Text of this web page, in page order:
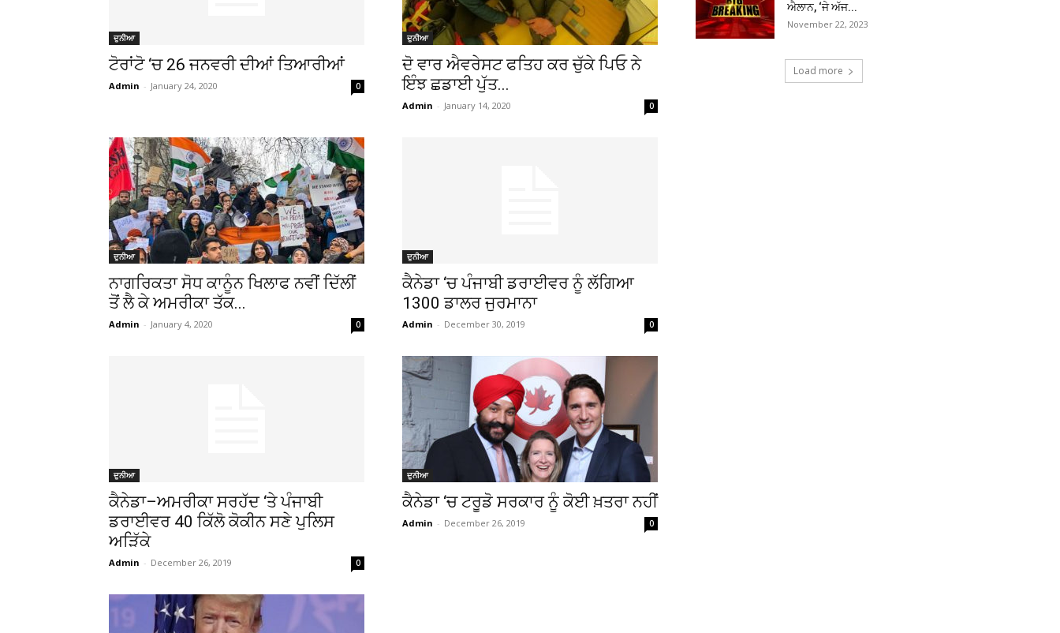
ਦੁਨੀਆ
ਟੋਰਾਂਟੋ ‘ਚ 26 ਜਨਵਰੀ ਦੀਆਂ ਤਿਆਰੀਆਂ
Admin - January 24, 2020 0
ਦੁਨੀਆ
ਦੋ ਵਾਰ ਐਵਰੇਸਟ ਫਤਿਹ ਕਰ ਚੁੱਕੇ ਪਿਓ ਨੇ
ਇੰਝ ਛਡਾਈ ਪੁੱਤ...
Admin - January 14, 2020 0
ਦੁਨੀਆ
ਨਾਗਰਿਕਤਾ ਸੋਧ ਕਾਨੂੰਨ ਖਿਲਾਫ ਨਵੀਂ ਦਿੱਲੀਂ
ਤੋਂ ਲੈ ਕੇ ਅਮਰੀਕਾ ਤੱਕ...
Admin - January 4, 2020 0
ਦੁਨੀਆ
ਕੈਨੇਡਾ ‘ਚ ਪੰਜਾਬੀ ਡਰਾਈਵਰ ਨੂੰ ਲੱਗਿਆ
1300 ਡਾਲਰ ਜੁਰਮਾਨਾ
Admin - December 30, 2019 0
ਦੁਨੀਆ
ਕੈਨੇਡਾ–ਅਮਰੀਕਾ ਸਰਹੱਦ ‘ਤੇ ਪੰਜਾਬੀ
ਡਰਾਈਵਰ 40 ਕਿੱਲੋ ਕੋਕੀਨ ਸਣੇ ਪੁਲਿਸ
ਅੜਿੱਕੇ
Admin - December 26, 2019 0
ਦੁਨੀਆ
ਕੈਨੇਡਾ ‘ਚ ਟਰੂਡੋ ਸਰਕਾਰ ਨੂੰ ਕੋਈ ਖ਼ਤਰਾ ਨਹੀਂ
Admin - December 26, 2019 0
ਐਲਾਨ, ‘ਜੇ ਅੱਜ...
November 22, 2023
Load more